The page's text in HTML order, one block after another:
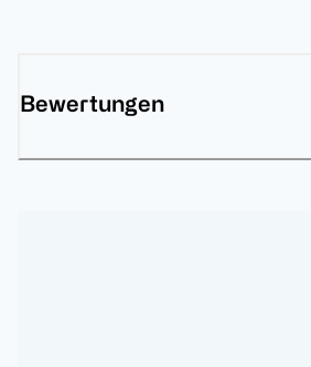
Bewertungen